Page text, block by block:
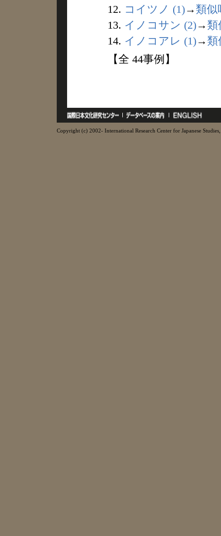
12. コイツノ (1)→ 類似
13. イノコサン (2)→ 類
14. イノコアレ (1)→ 類
【全 44事例】
Copyright (c) 2002- International Research Center for Japanese